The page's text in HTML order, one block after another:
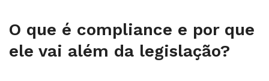
O que é compliance e por que
ele vai além da legislação?